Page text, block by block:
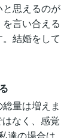
思えるのが
言い合える
結婚をして
量は増えま
なく、感覚
達の場合は